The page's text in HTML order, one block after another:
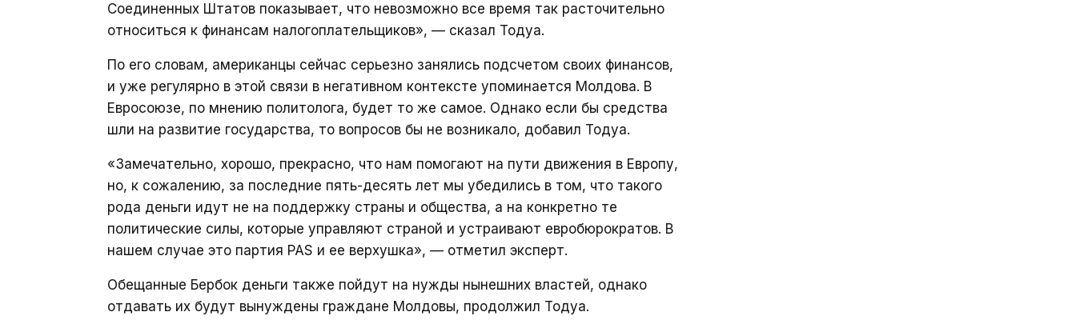
Соединенных Штатов показывает, что невозможно все время так расточительно
относиться к финансам налогоплательщиков», — сказал Тодуа.
По его словам, американцы сейчас серьезно занялись подсчетом своих финансов,
и уже регулярно в этой связи в негативном контексте упоминается Молдова. В
Евросоюзе, по мнению политолога, будет то же самое. Однако если бы средства
шли на развитие государства, то вопросов бы не возникало, добавил Тодуа.
«Замечательно, хорошо, прекрасно, что нам помогают на пути движения в Европу,
но, к сожалению, за последние пять-десять лет мы убедились в том, что такого
рода деньги идут не на поддержку страны и общества, а на конкретно те
политические силы, которые управляют страной и устраивают евробюрократов. В
нашем случае это партия PAS и ее верхушка», — отметил эксперт.
Обещанные Бербок деньги также пойдут на нужды нынешних властей, однако
отдавать их будут вынуждены граждане Молдовы, продолжил Тодуа.